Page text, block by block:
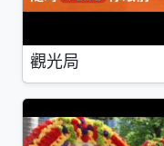
觀光局